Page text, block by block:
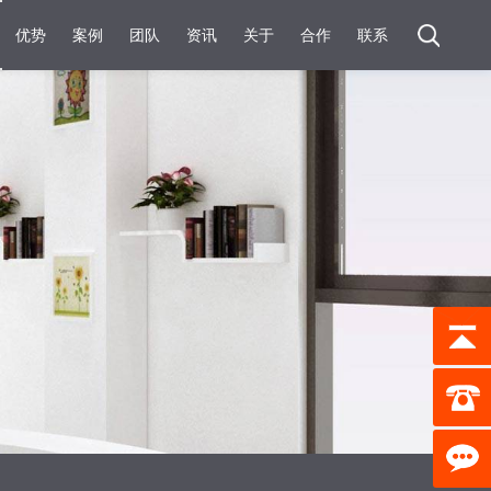
优势 案例 团队 资讯 关于 合作 联系